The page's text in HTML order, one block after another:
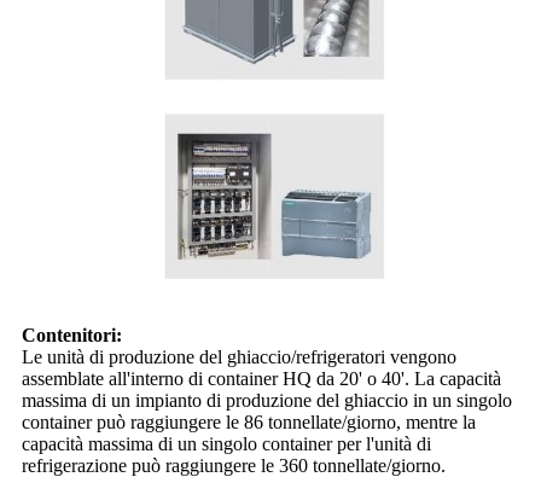
Contenitori:
Le unità di produzione del ghiaccio/refrigeratori vengono
assemblate all'interno di container HQ da 20' o 40'. La capacità
massima di un impianto di produzione del ghiaccio in un singolo
container può raggiungere le 86 tonnellate/giorno, mentre la
capacità massima di un singolo container per l'unità di
refrigerazione può raggiungere le 360 ​​tonnellate/giorno.